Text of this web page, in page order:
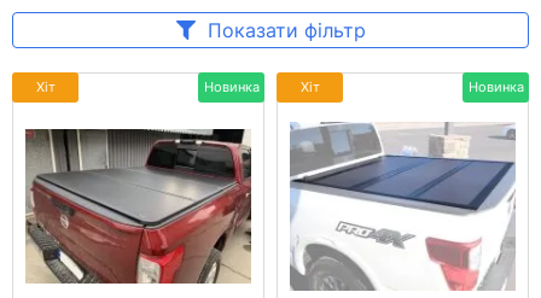
Показати фільтр
Новинка
Хіт Новинка
Хіт